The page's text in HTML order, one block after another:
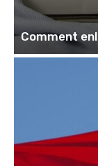
Comment